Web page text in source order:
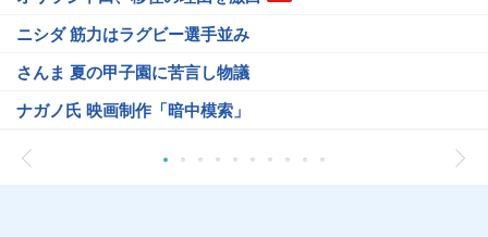
ニシダ 筋力はラグビー選手並み
さんま 夏の甲子園に苦言し物議
ナガノ氏 映画制作「暗中模索」